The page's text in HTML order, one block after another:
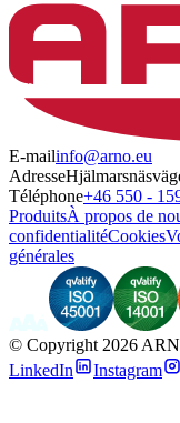
E-mailinfo@arno.eu
Adresse
Téléphone+46 550 -
ProduitsÀ propos de
confidentialitéCookies
générales
© Copyright 2026
LinkedIn
Instagram